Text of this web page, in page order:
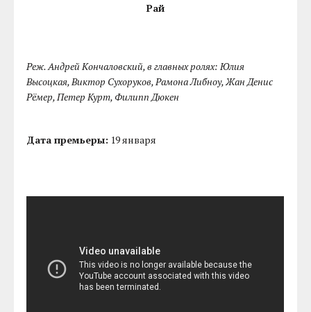
Рай
Реж. Андрей Кончаловский, в главных ролях: Юлия
Высоцкая, Виктор Сухоруков, Рамона Либноу, Жан Денис
Рёмер, Петер Курт, Филипп Дюкен
Дата премьеры: 19 января